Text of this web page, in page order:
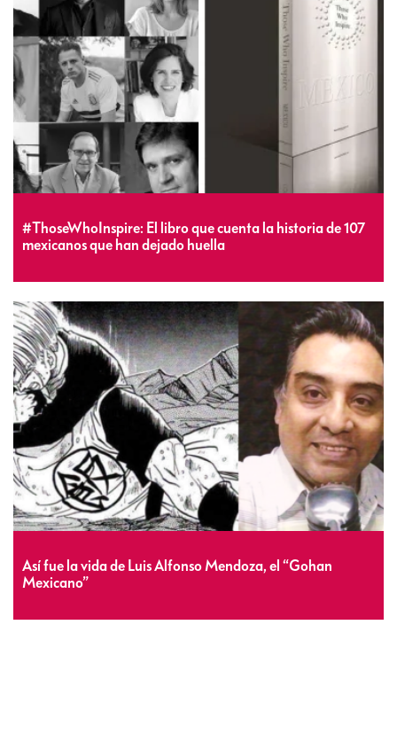
#ThoseWhoInspire: El libro que cuenta la historia de 107
mexicanos que han dejado huella
Así fue la vida de Luis Alfonso Mendoza, el “Gohan
Mexicano”